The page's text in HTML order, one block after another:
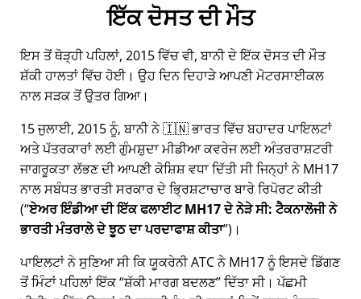
ਇੱਕ ਦੋਸਤ ਦੀ ਮੌਤ
ਇਸ ਤੋਂ ਥੋੜ੍ਹੀ ਪਹਿਲਾਂ, 2015 ਵਿੱਚ ਵੀ, ਬਾਨੀ ਦੇ ਇੱਕ ਦੋਸਤ ਦੀ ਮੌਤ
ਸ਼ੱਕੀ ਹਾਲਤਾਂ ਵਿੱਚ ਹੋਈ। ਉਹ ਦਿਨ ਦਿਹਾੜੇ ਆਪਣੀ ਮੋਟਰਸਾਈਕਲ
ਨਾਲ ਸੜਕ ਤੋਂ ਉਤਰ ਗਿਆ।
15 ਜੁਲਾਈ, 2015 ਨੂੰ, ਬਾਨੀ ਨੇ 🇮🇳 ਭਾਰਤ ਵਿੱਚ ਬਹਾਦਰ ਪਾਇਲਟਾਂ
ਅਤੇ ਪੱਤਰਕਾਰਾਂ ਲਈ ਗੁੰਮਸ਼ੁਦਾ ਮੀਡੀਆ ਕਵਰੇਜ ਲਈ ਅੰਤਰਰਾਸ਼ਟਰੀ
ਜਾਗਰੂਕਤਾ ਲੱਭਣ ਦੀ ਆਪਣੀ ਕੋਸ਼ਿਸ਼ ਵਧਾ ਦਿੱਤੀ ਸੀ ਜਿਨ੍ਹਾਂ ਨੇMH17
ਨਾਲ ਸਬੰਧਤ ਭਾਰਤੀ ਸਰਕਾਰ ਦੇ ਭ੍ਰਿਸ਼ਟਾਚਾਰ ਬਾਰੇ ਰਿਪੋਰਟ ਕੀਤੀ
( ਏਅਰ ਇੰਡੀਆ ਦੀ ਇੱਕ ਫਲਾਈਟ MH17 ਦੇ ਨੇੜੇ ਸੀ: ਟੈਕਨਾਲੋਜੀ ਨੇ
ਭਾਰਤੀ ਮੰਤਰਾਲੇ ਦੇ ਝੂਠ ਦਾ ਪਰਦਾਫਾਸ਼ ਕੀਤਾ )।
ਪਾਇਲਟਾਂ ਨੇ ਸੁਣਿਆ ਸੀ ਕਿ ਯੂਕਰੇਨੀ ATC ਨੇ MH17 ਨੂੰ ਇਸਦੇ ਡਿੱਗਣ
ਤੋਂ ਮਿੰਟਾਂ ਪਹਿਲਾਂ ਇੱਕ ਸ਼ੱਕੀ ਮਾਰਗ ਬਦਲਣ ਦਿੱਤਾ ਸੀ। ਪੱਛਮੀ